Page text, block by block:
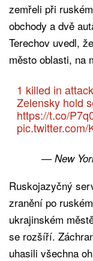
zemřeli při
obchody a dvě
Terechov uvedl,
město oblasti, na
1 killed in
Zelensky hold
https://t.co/
pic.twitter.com/
— New
Ruskojazyčný
zranění po
ukrajinském
se rozšíří.
uhasili všechna